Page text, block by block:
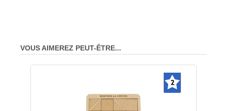
VOUS AIMEREZ PEUT-ÊTRE...